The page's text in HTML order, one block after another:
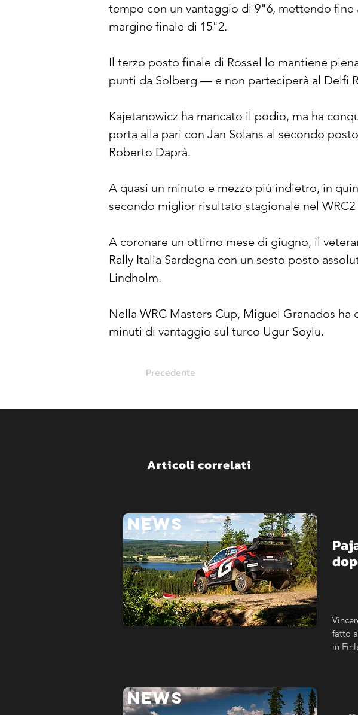
tempo con un vantaggio di 9"6, mettendo
margine finale di 15"2.
Il terzo posto finale di Rossel lo mantiene
punti da Solberg — e non parteciperà al Delfi
Kajetanowicz ha mancato il podio, ma ha
porta alla pari con Jan Solans al secondo
Roberto Daprà.
A quasi un minuto e mezzo più indietro, in
secondo miglior risultato stagionale nel
A coronare un ottimo mese di giugno, il
Rally Italia Sardegna con un sesto posto
Lindholm.
Nella WRC Masters Cup, Miguel Granados
minuti di vantaggio sul turco Ugur Soylu.
Precedente
Articoli correlati
NEWS
fatto
in
NEWS